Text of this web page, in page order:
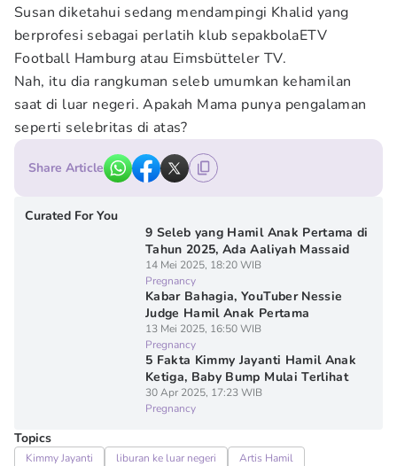
Susan diketahui sedang mendampingi Khalid yang
berprofesi sebagai perlatih klub sepakbolaETV
Football Hamburg atau Eimsbütteler TV.
Nah, itu dia rangkuman seleb umumkan kehamilan
saat di luar negeri. Apakah Mama punya pengalaman
seperti selebritas di atas?
Share Article
Curated For You
9 Seleb yang Hamil Anak Pertama di
Tahun 2025, Ada Aaliyah Massaid
14 Mei 2025, 18:20 WIB
Pregnancy
Kabar Bahagia, YouTuber Nessie
Judge Hamil Anak Pertama
13 Mei 2025, 16:50 WIB
Pregnancy
5 Fakta Kimmy Jayanti Hamil Anak
Ketiga, Baby Bump Mulai Terlihat
30 Apr 2025, 17:23 WIB
Pregnancy
Topics
Kimmy Jayanti liburan ke luar negeri Artis Hamil